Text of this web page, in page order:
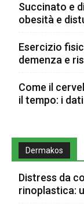
Succinato e
obesità e
Esercizio
demenza e
Come il
il tempo: i
Dermakos
Distress da
rinoplastica: